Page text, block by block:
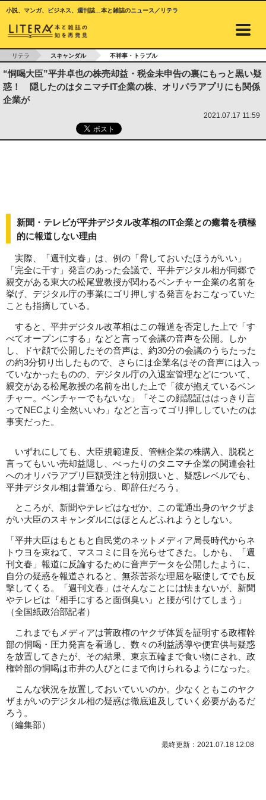
小説、マンガ、ビジネス、週刊誌…本と雑誌のニュース／リテラ
リテラ スキャンダル 不祥事・トラブル
“恫喝大臣”平井卓也の株売却益・税金未申告の裏にもっと黒い疑
惑！ 隠したのはタニマチIT企業の株、オリパラアプリにも関係
企業が
2021.07.17 11:59
新聞・テレビが平井デジタル改革相のIT企業との癒着を積極
的に報道しない理由
実際、「週刊文春」は、例の「脅しておいたほうがいい」
「完全に干す」発言のあった会議で、平井デジタル相が同郷で
親交がある東大の松尾豊教授が関わるベンチャー企業の名前を
挙げ、デジタル庁の事業にゴリ押しする発言をおこなっていた
ことも指摘している。
すると、平井デジタル改革相はこの報道を否定した上で「す
べてオープンにする」などと言って会議の音声を公開。しか
し、ドヤ顔で公開したその音声は、約30分の会議のうちたった
の約3分切り出したもので、さらには企業名はその音声には入っ
ていなかったものの、デジタル庁の入退室管理などについて、
親交がある松尾教授の名前を出した上で「彼が抱えているベン
チャー。ベンチャーでもないな」「そこの顔認証ははっきり言
ってNECより全然いいわ」などと言ってゴリ押ししていたのは
事実だった。
いずれにしても、大臣規範違反、管轄企業の株購入、脱税と
言ってもいい売却益隠し、べったりのタニマチ企業の関連会社
へのオリパラアプリ巨額受注と特別扱いと、疑惑レベルでも、
平井デジタル相は普通なら、即辞任だろう。
ところが、新聞やテレビはなぜか、この電通出身のヤクザま
がい大臣のスキャンダルにはほとんどふれようとしない。
「平井大臣はもともと自民党のネットメディア局長時代からネ
トウヨを束ねて、マスコミに目を光らせてきた。しかも、「週
刊文春」報道に反論するために音声データを公開したように、
自分の疑惑を報道されると、無茶苦茶な理屈を駆使してでも反
撃してくる。「週刊文春」はそんなことには怯まないが、新聞
やテレビは『相手にすると面倒臭い』と腰が引けてしまう」
（全国紙政治部記者）
これまでもメディアは菅政権のヤクザ体質を証明する政権幹
部の恫喝・圧力発言を看過し、数々の利益誘導や便宜供与疑惑
を放置してきたが、その結果、東京五輪まで食い物にされ、政
権幹部の恫喝は市井の人びとにまで向けられるようになった。
こんな状況を放置しておいていいのか。少なくともこのヤク
ザまがいのデジタル相の疑惑は徹底追及していく必要があるだ
ろう。
（編集部）
最終更新：2021.07.18 12:08